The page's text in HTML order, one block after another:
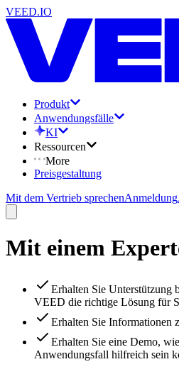
VEED.IO
Produkt
Anwendungsfälle
KI
Ressourcen
More
Preisgestaltung
Mit dem Vertrieb sprechenAnmeldung
Mit einem
Erhalten Sie Unterstützung
VEED die richtige Lösung für
Erhalten Sie Informationen
Erhalten Sie eine Demo,
Anwendungsfall hilfreich sein